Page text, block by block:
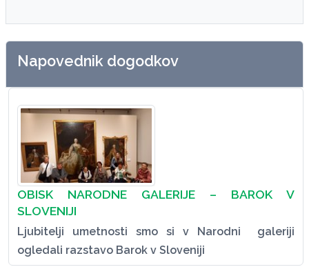
Napovednik dogodkov
OBISK NARODNE GALERIJE – BAROK V
SLOVENIJI
Ljubitelji umetnosti smo si v Narodni galeriji
ogledali razstavo Barok v Sloveniji